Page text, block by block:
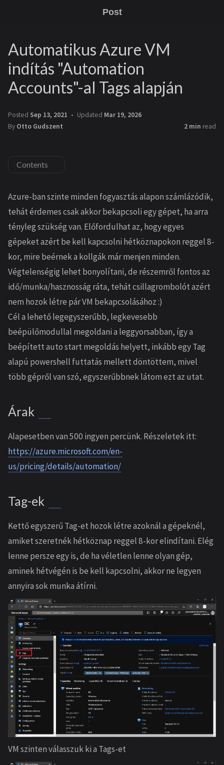
Post
Automatikus Azure VM
indítás "Automation
Accounts"-al Tags alapján
Posted Sep 13, 2021 Updated Mar 19, 2026
By Otto Gudszent 2 min read
Contents
Azure-ban szinte minden fogyasztás alapon számlázódik,
tehát érdemes csak akkor bekapcsoli egy gépet, ha arra
tényleg szükség van. Előfordulhat az, hogy egyes
gépeket azért be kell kapcsolni hétköznapokon reggel 8-
kor, mire beérnek a kollgák már menjen minden.
Végtelenségig lehet bonyolítani, de részemről fontos az
idő/munka/hasznosság ráta, tehát csillagrombolót azért
nem hozok létre pár VM bekapcsolásához :)
Cél a lehető legegyszerűbb, legkevesebb
beépülőmodullal megoldani a leggyorsabban, így a
beépített auto start megoldás helyett, inkább egy Tag
alapú powershell futtatás mellett döntöttem, mivel
több gépről van szó, egyszerűbbnek látom ezt az utat.
Árak
Alapesetben van 500 ingyen percünk. Részeletek itt:
https://azure.microsoft.com/en-
us/pricing/details/automation/
Tag-ek
Kettő egyszerű Tag-et hozok létre azoknál a gépeknél,
amiket szeretnék hétköznap reggel 8-kor elindítani. Elég
lenne persze egy is, de ha véletlen lenne olyan gép,
aminek hétvégén is be kell kapcsolni, akkor ne legyen
annyira sok munka átírni.
VM szinten válasszuk ki a Tags-et